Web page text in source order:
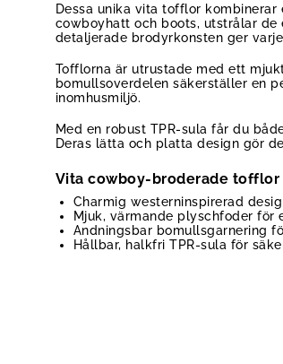
Dessa unika vita tofflor
cowboyhatt och boots, utstrålar de
detaljerade brodyrkonsten ger
Tofflorna är utrustade med ett
bomullsoverdelen säkerställer en
inomhusmiljö.
Med en robust TPR-sula får du
Deras lätta och platta design gör
Vita cowboy-broderade
Charmig westerninspirerad
Mjuk, värmande plyschfoder för
Andningsbar bomullsgarnering
Hållbar, halkfri TPR-sula för